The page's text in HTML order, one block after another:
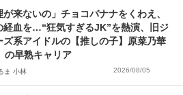
が来ないの」チョコバナナをくわえ、
経血を…“狂気すぎるJK”を熱演、旧ジ
ズ系アイドルの【推しの子】原菜乃華
の早熟キャリア
ま 小林 2026/08/05